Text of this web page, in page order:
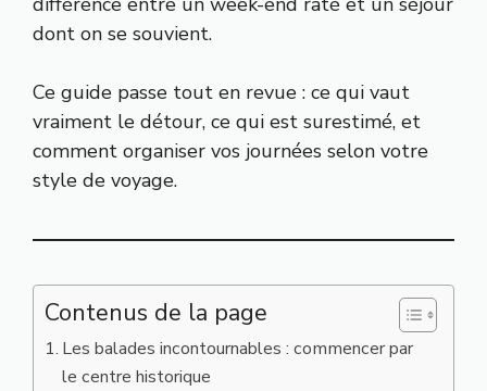
dont on se souvient.
Ce guide passe tout en revue : ce qui vaut
vraiment le détour, ce qui est surestimé, et
comment organiser vos journées selon votre
style de voyage.
Contenus de la page
Les balades incontournables : commencer par
le centre historique